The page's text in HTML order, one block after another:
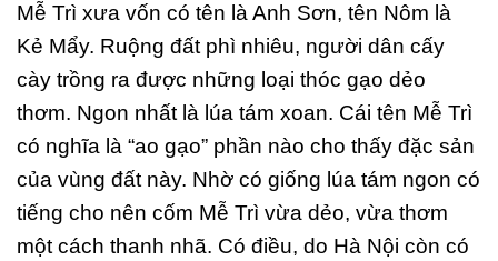
Mễ Trì xưa vốn có tên là Anh Sơn, tên Nôm là
Kẻ Mẩy. Ruộng đất phì nhiêu, người dân cấy
cày trồng ra được những loại thóc gạo dẻo
thơm. Ngon nhất là lúa tám xoan. Cái tên Mễ Trì
có nghĩa là “ao gạo” phần nào cho thấy đặc sản
của vùng đất này. Nhờ có giống lúa tám ngon có
tiếng cho nên cốm Mễ Trì vừa dẻo, vừa thơm
một cách thanh nhã. Có điều, do Hà Nội còn có